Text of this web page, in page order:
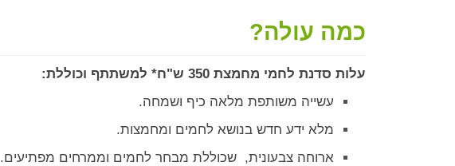
כמה עולה?
עלות סדנת לחמי מחמצת 350 ש"ח* למשתתף וכוללת:
עשייה משותפת מלאה כיף ושמחה.
מלא ידע חדש בנושא לחמים ומחמצות.
ארוחה צבעונית, שכוללת מבחר לחמים וממרחים מפתיעים.